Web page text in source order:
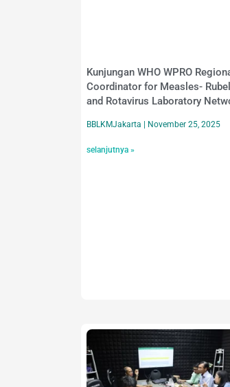
Kunjungan WHO WPRO
Coordinator for Measles-
and Rotavirus Laboratory
BBLKMJakarta November 25, 2025
selanjutnya »